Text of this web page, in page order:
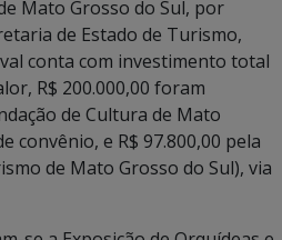
Mato Grosso do Sul, por
de Estado de Turismo,
conta com investimento total
R$ 200.000,00 foram
de Cultura de Mato
convênio, e R$ 97.800,00 pela
de Mato Grosso do Sul), via